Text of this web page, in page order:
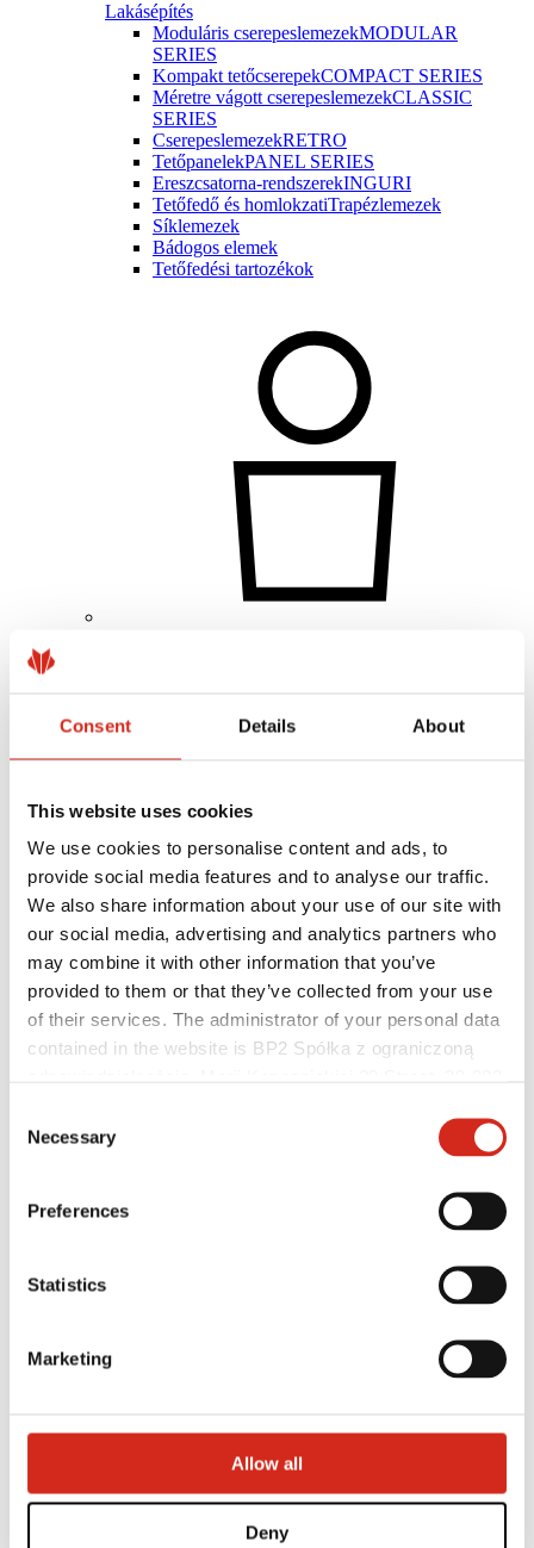
Consent Details About
This website uses cookies
We use cookies to personalise content and ads, to
provide social media features and to analyse our traffic.
We also share information about your use of our site with
our social media, advertising and analytics partners who
may combine it with other information that you’ve
provided to them or that they’ve collected from your use
of their services. The administrator of your personal data
contained in the website is BP2 Spółka z ograniczoną
121387608.
Selection
Necessary
Preferences
Statistics
Marketing
Allow all
Deny
Lakásépítés
Moduláris cserepeslemezekMODULAR
SERIES
Kompakt tetőcserepekCOMPACT SERIES
Méretre vágott cserepeslemezekCLASSIC
SERIES
CserepeslemezekRETRO
TetőpanelekPANEL SERIES
Ereszcsatorna-rendszerekINGURI
Tetőfedő és homlokzatiTrapézlemezek
Síklemezek
Bádogos elemek
Tetőfedési tartozékok
Garancia nyilvántartásba vétele
Keressen értékesítőt / kivitelezőt
Hasznos linkek